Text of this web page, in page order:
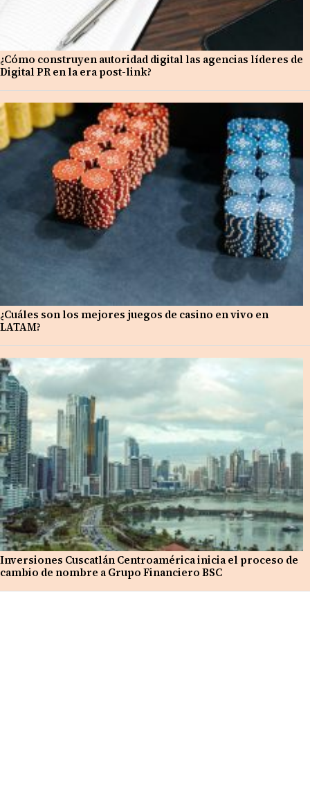
¿Cómo construyen autoridad digital las agencias líderes de
Digital PR en la era post-link?
¿Cuáles son los mejores juegos de casino en vivo en
LATAM?
Inversiones Cuscatlán Centroamérica inicia el proceso de
cambio de nombre a Grupo Financiero BSC